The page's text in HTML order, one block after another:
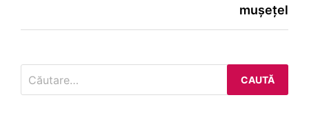
mușețel
după: